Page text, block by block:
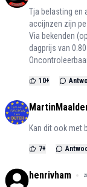
Tja belasting en
accijnzen zijn
Via bekenden
dagprijs van
10+
Kan dit ook met
7+
henrivham